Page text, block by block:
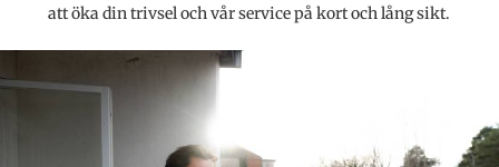
att öka din trivsel och vår service på kort och lång sikt.